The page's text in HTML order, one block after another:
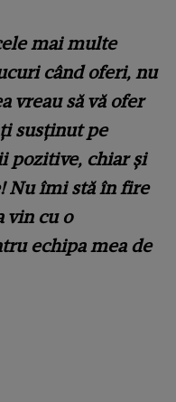
mai multe
când oferi, nu
vreau să vă ofer
susținut pe
pozitive, chiar și
Nu îmi stă în fire
vin cu o
echipa mea de